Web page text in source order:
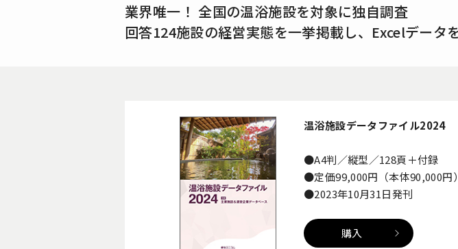
業界唯一！ 全国の温浴施設を対象に独自調査
回答124施設の経営実態を一挙掲載し、Excelデータ
温浴施設データファイル2024
●A4判／縦型／128頁＋付録
●定価99,000円（本体90,000円）
●2023年10月31日発刊
購入